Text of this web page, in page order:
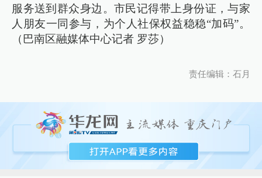
服务送到群众身边。市民记得带上身份证，与家
人朋友一同参与，为个人社保权益稳稳“加码”。
（巴南区融媒体中心记者 罗莎）
责任编辑：石月